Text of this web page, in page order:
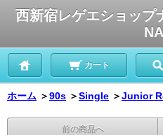
西新宿レゲエショッ
カート
ホーム ＞90s ＞Single ＞Junior
前の商品へ